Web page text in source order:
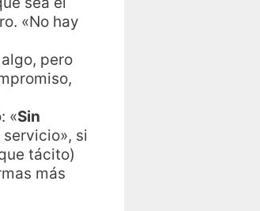
«No hay
pero
«Sin
si
tácito)
más